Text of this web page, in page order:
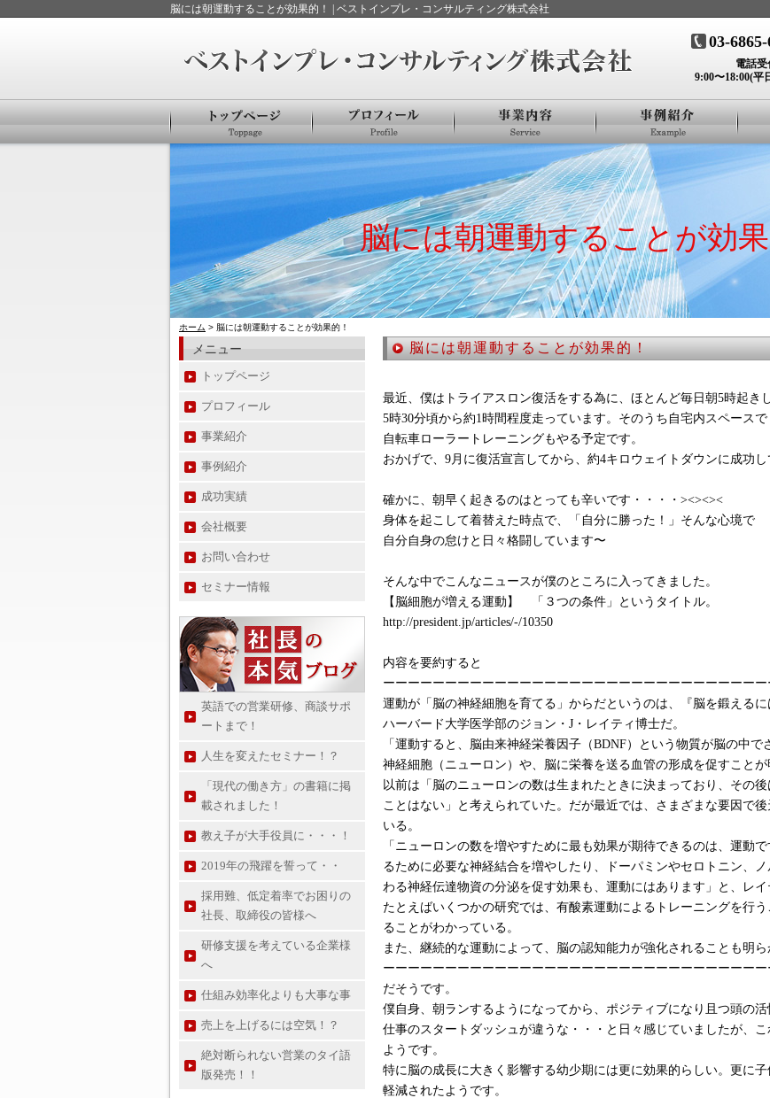
脳には朝運動することが効果的！ | ベストインプレ・コンサルティング株式会社
03-
電話受
9:00〜18:00(平
脳には朝運動することが効果
ホーム > 脳には朝運動することが効果的！
脳には朝運動することが効果的！
最近、僕はトライアスロン復活をする為に、ほとんど毎日朝5時起きし
5時30分頃から約1時間程度走っています。そのうち自宅内スペースで
自転車ローラートレーニングもやる予定です。
おかげで、9月に復活宣言してから、約4キロウェイトダウンに成功
確かに、朝早く起きるのはとっても辛いです・・・・><><><
身体を起こして着替えた時点で、「自分に勝った！」そんな心境で
自分自身の怠けと日々格闘しています〜
そんな中でこんなニュースが僕のところに入ってきました。
【脳細胞が増える運動】 「３つの条件」というタイトル。
http://president.jp/articles/-/10350
内容を要約すると
ーーーーーーーーーーーーーーーーーーーーーーーーーーーーーー
運動が「脳の神経細胞を育てる」からだというのは、『脳を鍛える
ハーバード大学医学部のジョン・J・レイティ博士だ。
「運動すると、脳由来神経栄養因子（BDNF）という物質が脳の中
神経細胞（ニューロン）や、脳に栄養を送る血管の形成を促すことが
以前は「脳のニューロンの数は生まれたときに決まっており、その
ことはない」と考えられていた。だが最近では、さまざまな要因で
いる。
「ニューロンの数を増やすために最も効果が期待できるのは、運動
るために必要な神経結合を増やしたり、ドーパミンやセロトニン、
わる神経伝達物資の分泌を促す効果も、運動にはあります」と、レイ
たとえばいくつかの研究では、有酸素運動によるトレーニングを行
ることがわかっている。
また、継続的な運動によって、脳の認知能力が強化されることも明ら
ーーーーーーーーーーーーーーーーーーーーーーーーーーーーーー
だそうです。
僕自身、朝ランするようになってから、ポジティブになり且つ頭の
仕事のスタートダッシュが違うな・・・と日々感じていましたが、
ようです。
特に脳の成長に大きく影響する幼少期には更に効果的らしい。更に
軽減されたようです。
メニュー
トップページ
プロフィール
事業紹介
事例紹介
成功実績
会社概要
お問い合わせ
セミナー情報
英語での営業研修、商談サポ
ートまで！
人生を変えたセミナー！？
「現代の働き方」の書籍に掲
載されました！
教え子が大手役員に・・・！
2019年の飛躍を誓って・・
採用難、低定着率でお困りの
社長、取締役の皆様へ
研修支援を考えている企業様
へ
仕組み効率化よりも大事な事
売上を上げるには空気！？
絶対断られない営業のタイ語
版発売！！